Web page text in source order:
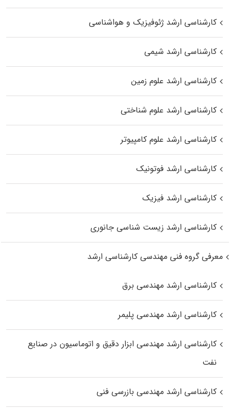
کارشناسی ارشد ژئوفیزیک و هواشناسی
کارشناسی ارشد شیمی
کارشناسی ارشد علوم زمین
کارشناسی ارشد علوم شناختی
کارشناسی ارشد علوم کامپیوتر
کارشناسی ارشد فوتونیک
کارشناسی ارشد فیزیک
کارشناسی ارشد زیست‌ شناسی جانوری
معرفی گروه فنی مهندسی کارشناسی ارشد
کارشناسی ارشد مهندسی برق
کارشناسی ارشد مهندسی پلیمر
کارشناسی ارشد مهندسی ابزار دقیق و اتوماسیون در صنایع
نفت
کارشناسی ارشد مهندسی بازرسی فنی